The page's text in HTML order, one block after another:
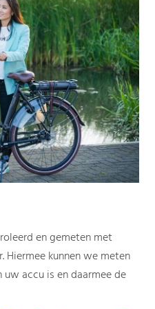
en gemeten met
Hiermee kunnen we meten
accu is en daarmee de